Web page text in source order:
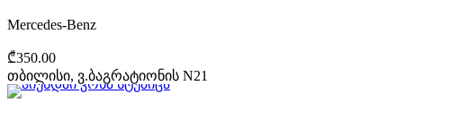
Mercedes-Benz
₾350.00
თბილისი, ვ.ბაგრატიონის N21